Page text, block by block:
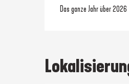
Das ganze Jahr über 2026